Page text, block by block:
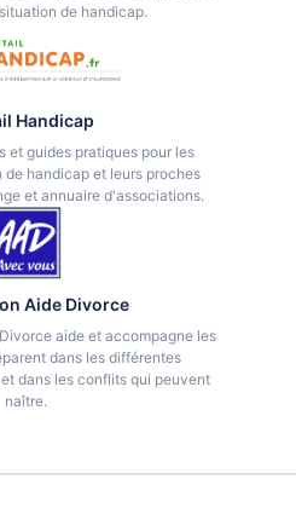
de handicap.
Handicap
et guides pratiques pour les
de handicap et leurs proches
et annuaire d'associations.
Aide Divorce
aide et accompagne les
dans les différentes
dans les conflits qui peuvent
naître.